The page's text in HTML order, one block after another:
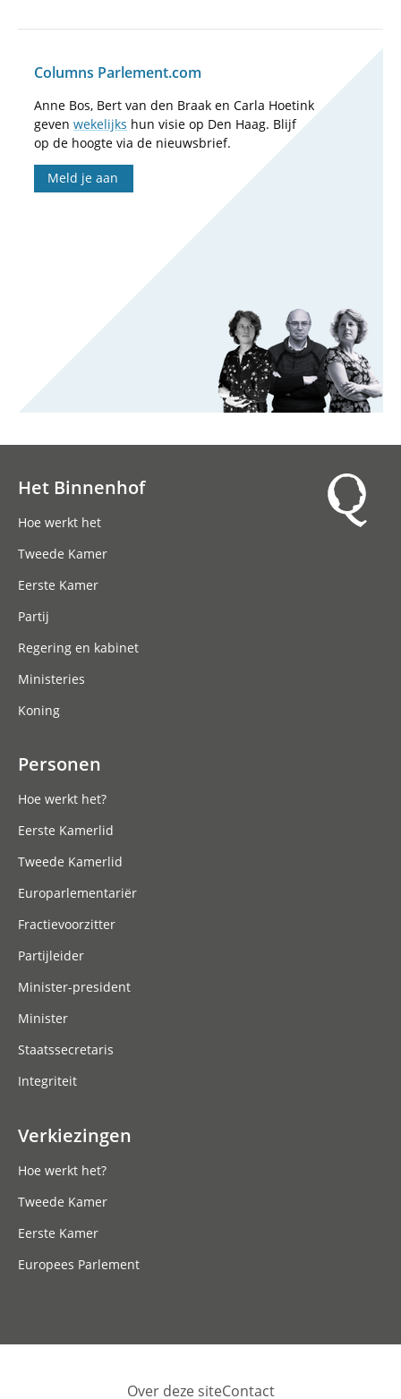
Columns Parlement.com
Anne Bos, Bert van den Braak en Carla Hoetink
geven wekelijks hun visie op Den Haag. Blijf
op de hoogte via de nieuwsbrief.
Meld je aan
Het Binnenhof
Hoe werkt het
Tweede Kamer
Eerste Kamer
Partij
Regering en kabinet
Ministeries
Koning
Personen
Hoe werkt het?
Eerste Kamerlid
Tweede Kamerlid
Europarlementariër
Fractievoorzitter
Partijleider
Minister-president
Minister
Staatssecretaris
Integriteit
Verkiezingen
Hoe werkt het?
Tweede Kamer
Eerste Kamer
Europees Parlement
Over deze siteContact